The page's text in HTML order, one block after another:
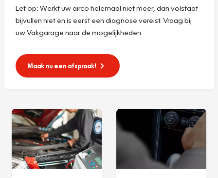
Let op: Werkt uw airco helemaal niet meer, dan volstaat
bijvullen niet en is eerst een diagnose vereist. Vraag bij
uw Vakgarage naar de mogelijkheden.
Maak nu een afspraak!